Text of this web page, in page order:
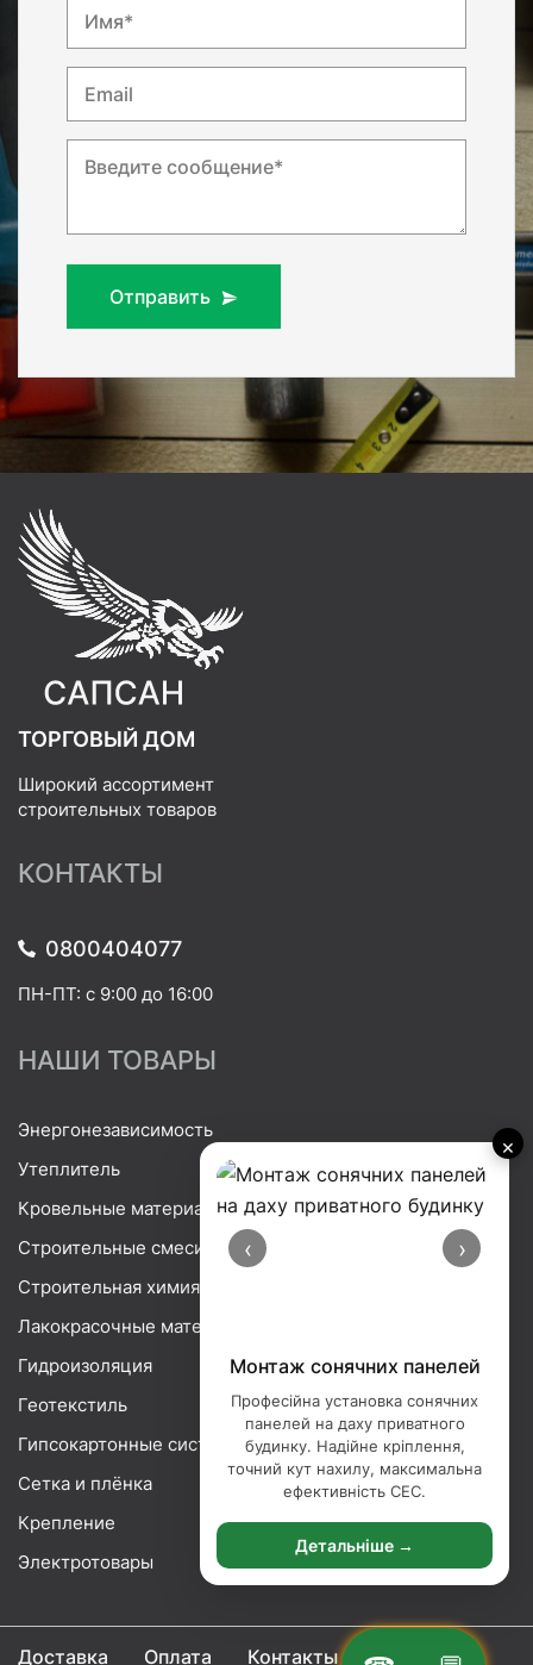
×
‹ ›
Монтаж сонячних панелей
Професійна установка сонячних
панелей на даху приватного
будинку. Надійне кріплення,
точний кут нахилу, максимальна
ефективність СЕС.
Детальніше →
Имя*
Email
Введите сообщение*
Отправить
ТОРГОВЫЙ ДОМ
Широкий ассортимент
строительных товаров
КОНТАКТЫ
0800404077
ПН-ПТ: с 9:00 до 16:00
НАШИ ТОВАРЫ
Энергонезависимость
Утеплитель
Кровельные материалы
Строительные смеси
Строительная химия
Лакокрасочные материалы
Гидроизоляция
Геотекстиль
Гипсокартонные системы
Сетка и плёнка
Крепление
Электротовары
Доставка Оплата Контакты